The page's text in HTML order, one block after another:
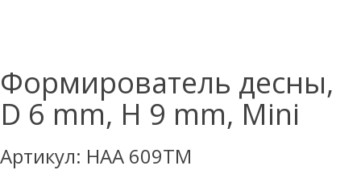
Формирователь десны,
D 6 mm, H 9 mm, Mini
Артикул: HAA 609TM